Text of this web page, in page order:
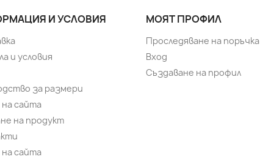
И УСЛОВИЯ
и условия
за размери
сайта
на продукт
сайта
МОЯТ ПРОФИЛ
Проследяване на поръчка
Вход
Създаване на профил